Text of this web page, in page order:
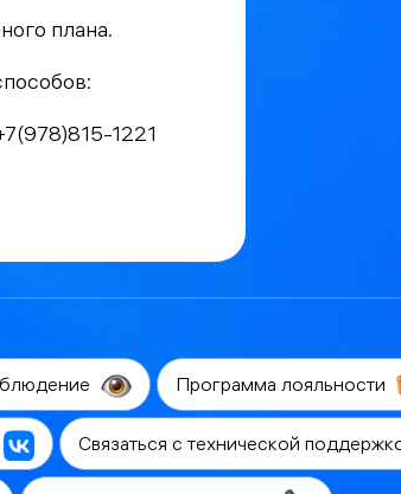
плана.
1221
Программа лояльности
Связаться с технической